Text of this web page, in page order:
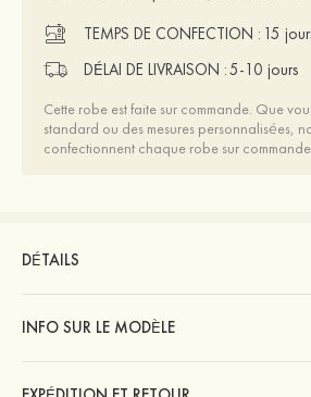
TEMPS DE CONFECTION : 15
DÉLAI DE LIVRAISON :5-10 jours
Cette robe est faite sur commande. Que
standard ou des mesures personnalisées,
confectionnent chaque robe sur commande.
DÉTAILS
INFO SUR LE MODÈLE